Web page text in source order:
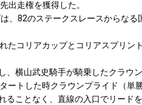
出走権を獲得した。
、82のステークスレースからな
コリアカップとコリアスプリン
横山武史騎手が騎乗したクラウ
ートした時クラウンプライド（単
ることなく、直線の入口でリード